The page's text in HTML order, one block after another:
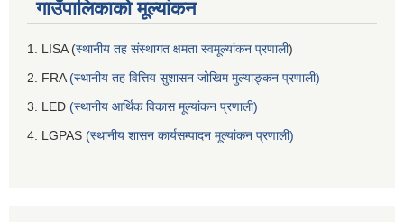
गाउँपालिकाको मूल्यांकन
1. LISA (स्थानीय तह संस्थागत क्षमता स्वमूल्यांकन प्रणाली)
2. FRA(स्थानीय तह वित्तिय सुशासन जोखिम मुल्याङ्कन प्रणाली)
3. LED (स्थानीय आर्थिक विकास मूल्यांकन प्रणाली)
4. LGPAS (स्थानीय शासन कार्यसम्पादन मूल्यांकन प्रणाली)